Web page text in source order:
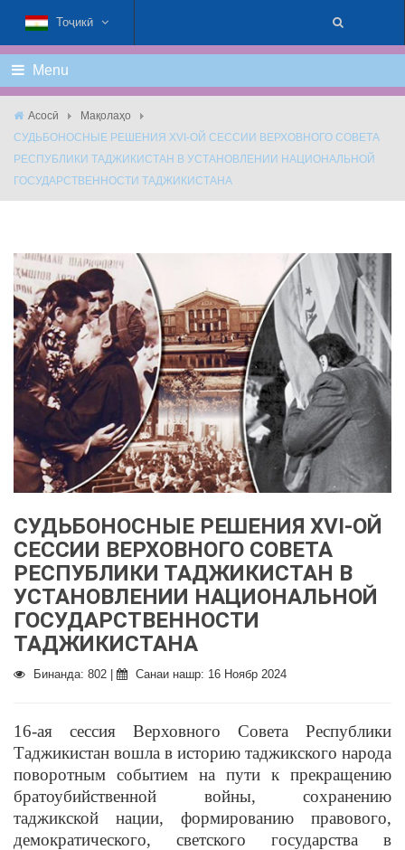
Тоҷикӣ
Menu
Асосӣ
Мақолаҳо
СУДЬБОНОСНЫЕ РЕШЕНИЯ XVI-ОЙ СЕССИИ ВЕРХОВНОГО СОВЕТА
РЕСПУБЛИКИ ТАДЖИКИСТАН В УСТАНОВЛЕНИИ НАЦИОНАЛЬНОЙ
ГОСУДАРСТВЕННОСТИ ТАДЖИКИСТАНА
СУДЬБОНОСНЫЕ РЕШЕНИЯ XVI-ОЙ
СЕССИИ ВЕРХОВНОГО СОВЕТА
РЕСПУБЛИКИ ТАДЖИКИСТАН В
УСТАНОВЛЕНИИ НАЦИОНАЛЬНОЙ
ГОСУДАРСТВЕННОСТИ
ТАДЖИКИСТАНА
Бинанда: 802 | Санаи нашр: 16 Ноябр 2024
16-ая сессия Верховного Совета Республики
Таджикистан вошла в историю таджикского народа
поворотным событием на пути к прекращению
братоубийственной войны, сохранению
таджикской нации, формированию правового,
демократического, светского государства в